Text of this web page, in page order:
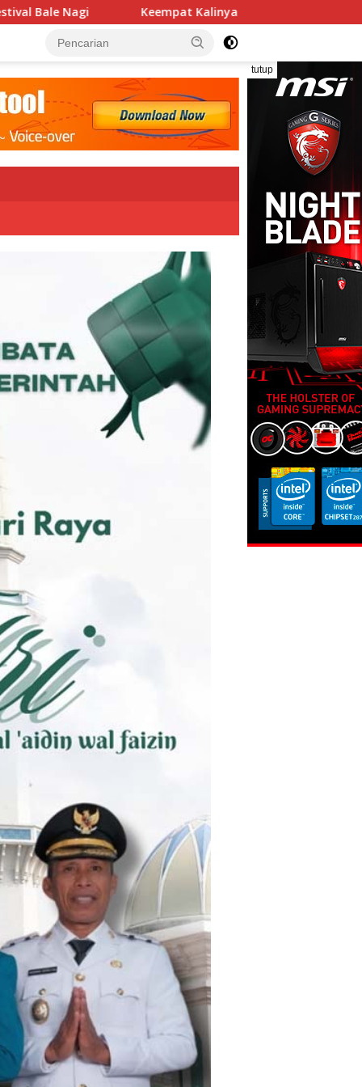
Kalinya PN Lembata Kabulkan Eksepsi, Kado Songsong
tutup